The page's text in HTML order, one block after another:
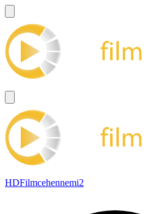
HDFilmcehennemi2